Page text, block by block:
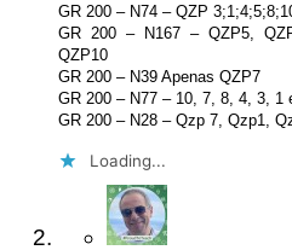
GR 200 – N74 – QZP
GR 200 – N167 – QZP5,
QZP10
GR 200 – N39 Apenas QZP7
GR 200 – N77 – 10, 7, 8, 4, 3, 1
GR 200 – N28 – Qzp 7, Qzp1,
Loading...